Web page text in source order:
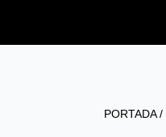
PORTADA/